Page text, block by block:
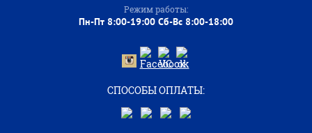
Режим работы:
Пн-Пт 8:00-19:00 Сб-Вс 8:00-18:00
СПОСОБЫ ОПЛАТЫ: